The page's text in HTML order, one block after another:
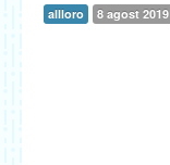
allloro 8 agost 2019